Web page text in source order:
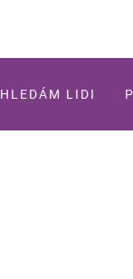
HLEDÁM LIDI